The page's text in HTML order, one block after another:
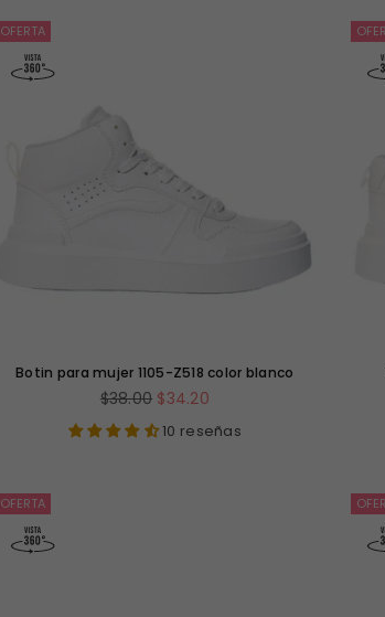
OFERTA
Botin para mujer 1105-Z518 color blanco
Precio
$38.00 $34.20
10 reseñas
OFERTA